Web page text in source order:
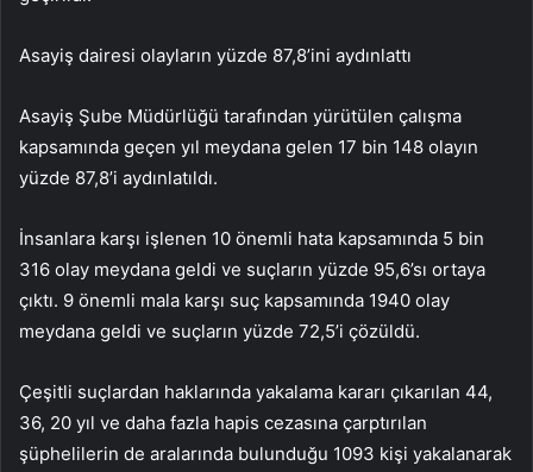
Asayiş dairesi olayların yüzde 87,8’ini aydınlattı
Asayiş Şube Müdürlüğü tarafından yürütülen çalışma
kapsamında geçen yıl meydana gelen 17 bin 148 olayın
yüzde 87,8’i aydınlatıldı.
İnsanlara karşı işlenen 10 önemli hata kapsamında 5 bin
316 olay meydana geldi ve suçların yüzde 95,6’sı ortaya
çıktı. 9 önemli mala karşı suç kapsamında 1940 olay
meydana geldi ve suçların yüzde 72,5’i çözüldü.
Çeşitli suçlardan haklarında yakalama kararı çıkarılan 44,
36, 20 yıl ve daha fazla hapis cezasına çarptırılan
şüphelilerin de aralarında bulunduğu 1093 kişi yakalanarak